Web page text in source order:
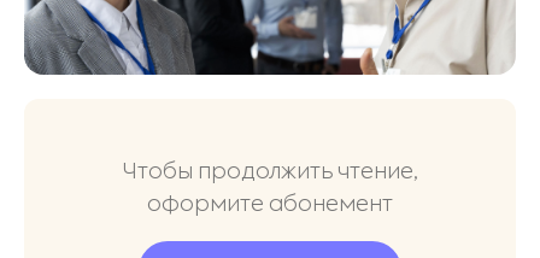
Чтобы продолжить чтение,
оформите абонемент